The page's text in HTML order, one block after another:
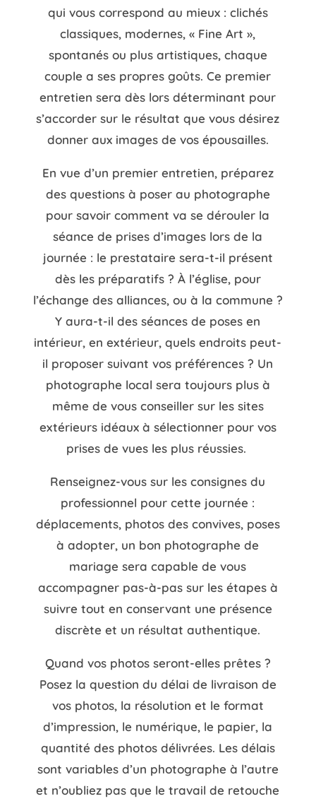
qui vous correspond au mieux : clichés
classiques, modernes, « Fine Art »,
spontanés ou plus artistiques, chaque
couple a ses propres goûts. Ce premier
entretien sera dès lors déterminant pour
s’accorder sur le résultat que vous désirez
donner aux images de vos épousailles.
En vue d’un premier entretien, préparez
des questions à poser au photographe
pour savoir comment va se dérouler la
séance de prises d’images lors de la
journée : le prestataire sera-t-il présent
dès les préparatifs ? À l’église, pour
l’échange des alliances, ou à la commune ?
Y aura-t-il des séances de poses en
intérieur, en extérieur, quels endroits peut-
il proposer suivant vos préférences ? Un
photographe local sera toujours plus à
même de vous conseiller sur les sites
extérieurs idéaux à sélectionner pour vos
prises de vues les plus réussies.
Renseignez-vous sur les consignes du
professionnel pour cette journée :
déplacements, photos des convives, poses
à adopter, un bon photographe de
mariage sera capable de vous
accompagner pas-à-pas sur les étapes à
suivre tout en conservant une présence
discrète et un résultat authentique.
Quand vos photos seront-elles prêtes ?
Posez la question du délai de livraison de
vos photos, la résolution et le format
d’impression, le numérique, le papier, la
quantité des photos délivrées. Les délais
sont variables d’un photographe à l’autre
et n’oubliez pas que le travail de retouche